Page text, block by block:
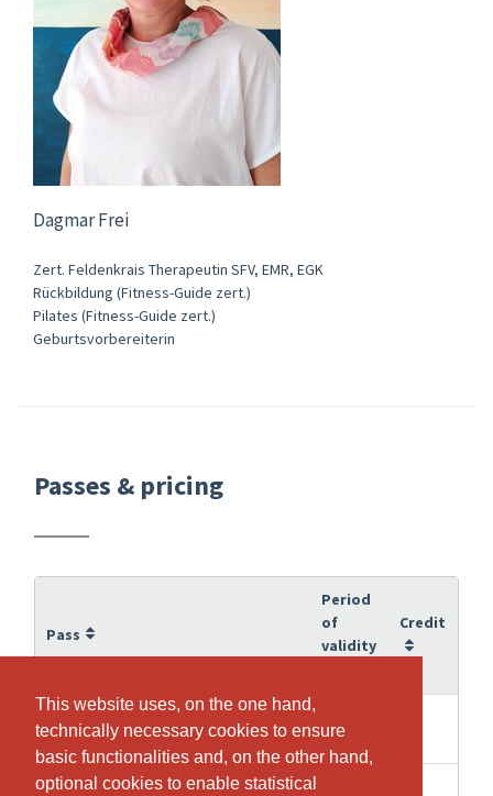
This website uses, on the one hand,
technically necessary cookies to ensure
basic functionalities and, on the other hand,
optional cookies to enable statistical
This website uses, on the one hand,
technically necessary cookies to ensure
basic functionalities and, on the other hand,
optional cookies to enable statistical
Dagmar Frei
Zert. Feldenkrais Therapeutin SFV, EMR, EGK
Rückbildung (Fitness-Guide zert.)
Pilates (Fitness-Guide zert.)
Geburtsvorbereiterin
Passes & pricing
Pass
Period
of
validity
Credit
10 Boutique Reformer
weeks
Boutique Reformer